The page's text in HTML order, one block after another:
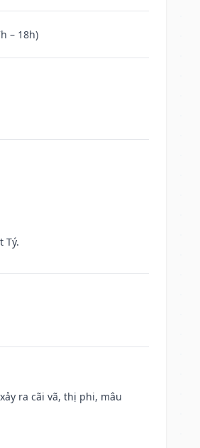
– 18h)
Tý.
ra cãi vã, thị phi, mâu